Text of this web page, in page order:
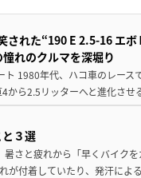
された“190 E 2.5-16 エ
れのクルマを深堀り
1980年代、ハコ車のレース
から2.5リッターへと進化さ
３選
さと疲れから「早くバイク
が付着していたり、発汗に